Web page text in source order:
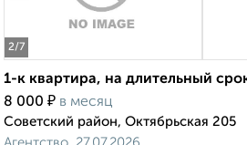
2/7
1-к квартира, на длительный
8 000 ₽ в месяц
Советский район, Октябрьская 205